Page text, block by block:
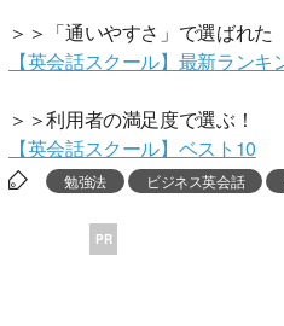
＞＞「通いやすさ」で選ばれた
【英会話スクール】最新ランキ
＞＞利用者の満足度で選ぶ！
【英会話スクール】ベスト10
勉強法 ビジネス英会話
PR